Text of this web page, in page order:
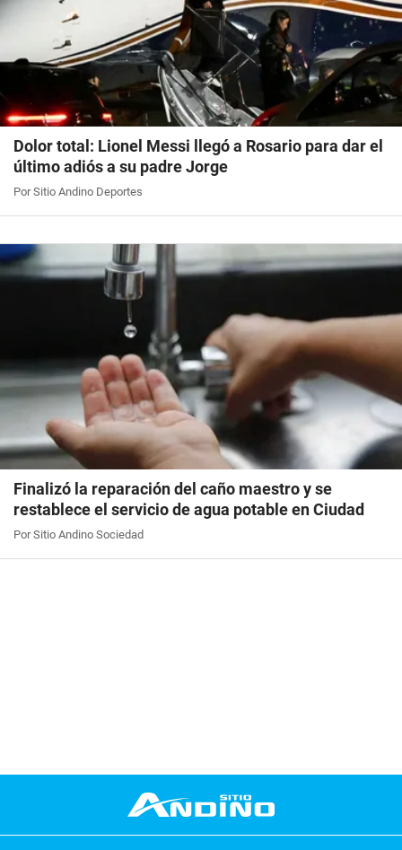
Dolor total: Lionel Messi llegó a Rosario para dar el
último adiós a su padre Jorge
Por Sitio Andino Deportes
Finalizó la reparación del caño maestro y se
restablece el servicio de agua potable en Ciudad
Por Sitio Andino Sociedad